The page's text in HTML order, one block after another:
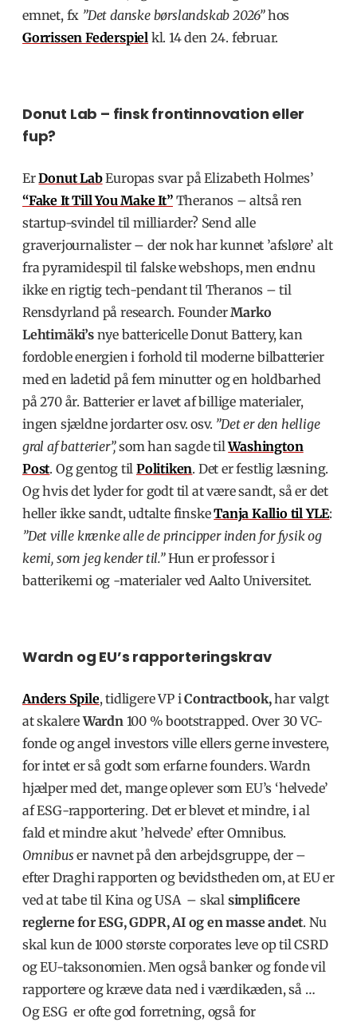
emnet, fx ”Det danske børslandskab 2026”hos
Gorrissen Federspiel kl. 14 den 24. februar.
Donut Lab – finsk frontinnovation eller
fup?
ErDonut LabEuropas svar på Elizabeth Holmes’
“Fake It Till You Make It”Theranos – altså ren
startup-svindel til milliarder? Send alle
graverjournalister – der nok har kunnet ’afsløre’ alt
fra pyramidespil til falske webshops, men endnu
ikke en rigtig tech-pendant til Theranos – til
Rensdyrland på research. Founder Marko
Lehtimäki’snye battericelle Donut Battery, kan
fordoble energien i forhold til moderne bilbatterier
med en ladetid på fem minutter og en holdbarhed
på 270 år. Batterier er lavet af billige materialer,
ingen sjældne jordarter osv. osv. ”Det er den hellige
gral af batterier”,som han sagde tilWashington
Post. Og gentog tilPolitiken. Det er festlig læsning.
Og hvis det lyder for godt til at være sandt, så er det
heller ikke sandt, udtalte finskeTanja Kallio til YLE:
”Det ville krænke alle de principper inden for fysik og
kemi, som jeg kender til.”Hun er professor i
batterikemi og -materialer ved Aalto Universitet.
Wardn og EU’s rapporteringskrav
Anders Spile, tidligere VP iContractbook,har valgt
at skalereWardn 100 % bootstrapped. Over 30 VC-
fonde og angel investors ville ellers gerne investere,
for intet er så godt som erfarne founders. Wardn
hjælper med det, mange oplever som EU’s ‘helvede’
af ESG-rapportering. Det er blevet et mindre, i al
fald et mindre akut ’helvede’ efter Omnibus.
Omnibus er navnet på den arbejdsgruppe, der –
efter Draghi rapporten og bevidstheden om, at EU er
ved at tabe til Kina og USA – skal simplificere
reglerne for ESG, GDPR, AI og en masse andet. Nu
skal kun de 1000 største corporates leve op til CSRD
og EU-taksonomien. Men også banker og fonde vil
rapportere og kræve data ned i værdikæden, så …
Og ESG er ofte god forretning, også for